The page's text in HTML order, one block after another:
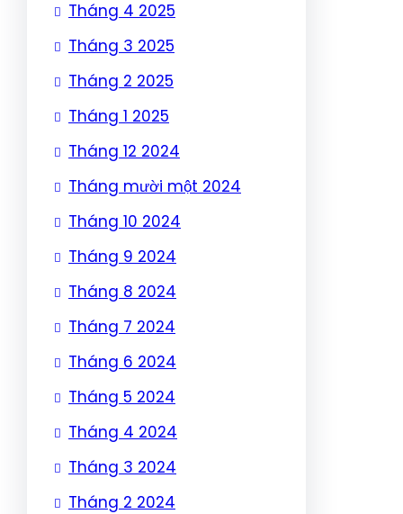
Tháng 4 2025
Tháng 3 2025
Tháng 2 2025
Tháng 1 2025
Tháng 12 2024
Tháng mười một 2024
Tháng 10 2024
Tháng 9 2024
Tháng 8 2024
Tháng 7 2024
Tháng 6 2024
Tháng 5 2024
Tháng 4 2024
Tháng 3 2024
Tháng 2 2024